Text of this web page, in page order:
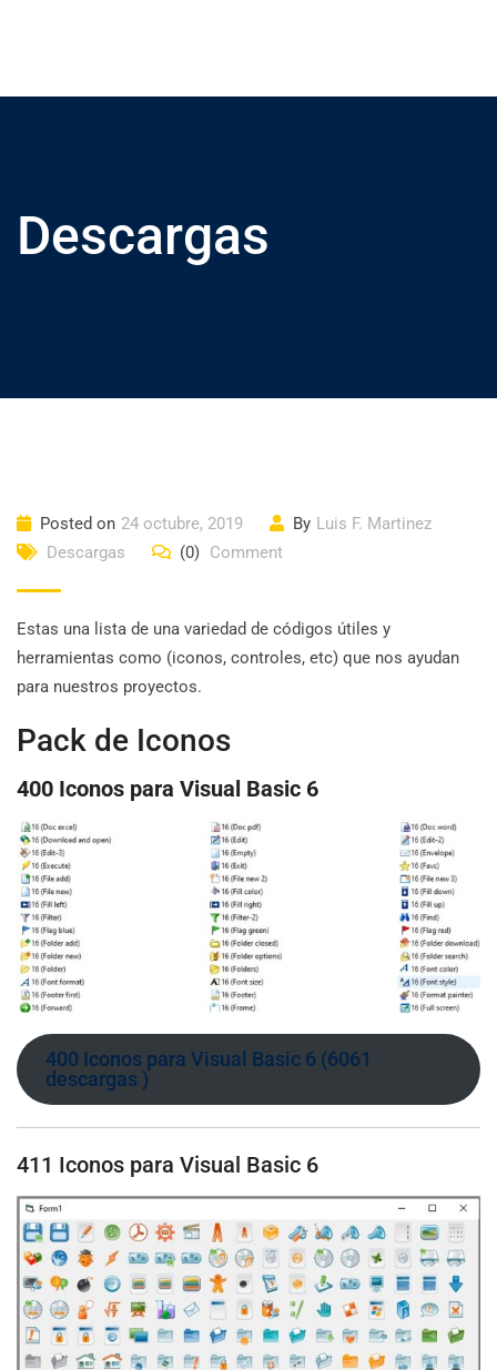
Descargas
Posted on 24 octubre, 2019 By Luis F. Martinez
Descargas
(0) Comment
Estas una lista de una variedad de códigos útiles y
herramientas como (iconos, controles, etc) que nos ayudan
para nuestros proyectos.
Pack de Iconos
400 Iconos para Visual Basic 6
400 Iconos para Visual Basic 6 (6061
descargas )
411 Iconos para Visual Basic 6